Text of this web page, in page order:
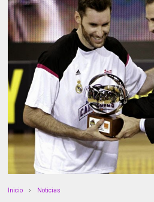
Inicio Noticias